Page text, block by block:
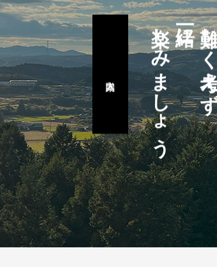
難し
一緒に
楽しみましょう